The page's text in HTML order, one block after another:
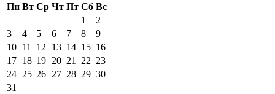
Пн Вт Ср Чт Пт Сб Вс
1
2
3
4 5 6 7 8
9
10 11 12 13 14 15 16
17 18 19 20 21 22 23
24 25 26 27 28 29 30
31